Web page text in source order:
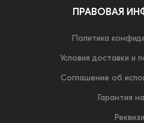
ПРАВОВАЯ
Политика
Условия доставки и
Соглашение об
Гарантия